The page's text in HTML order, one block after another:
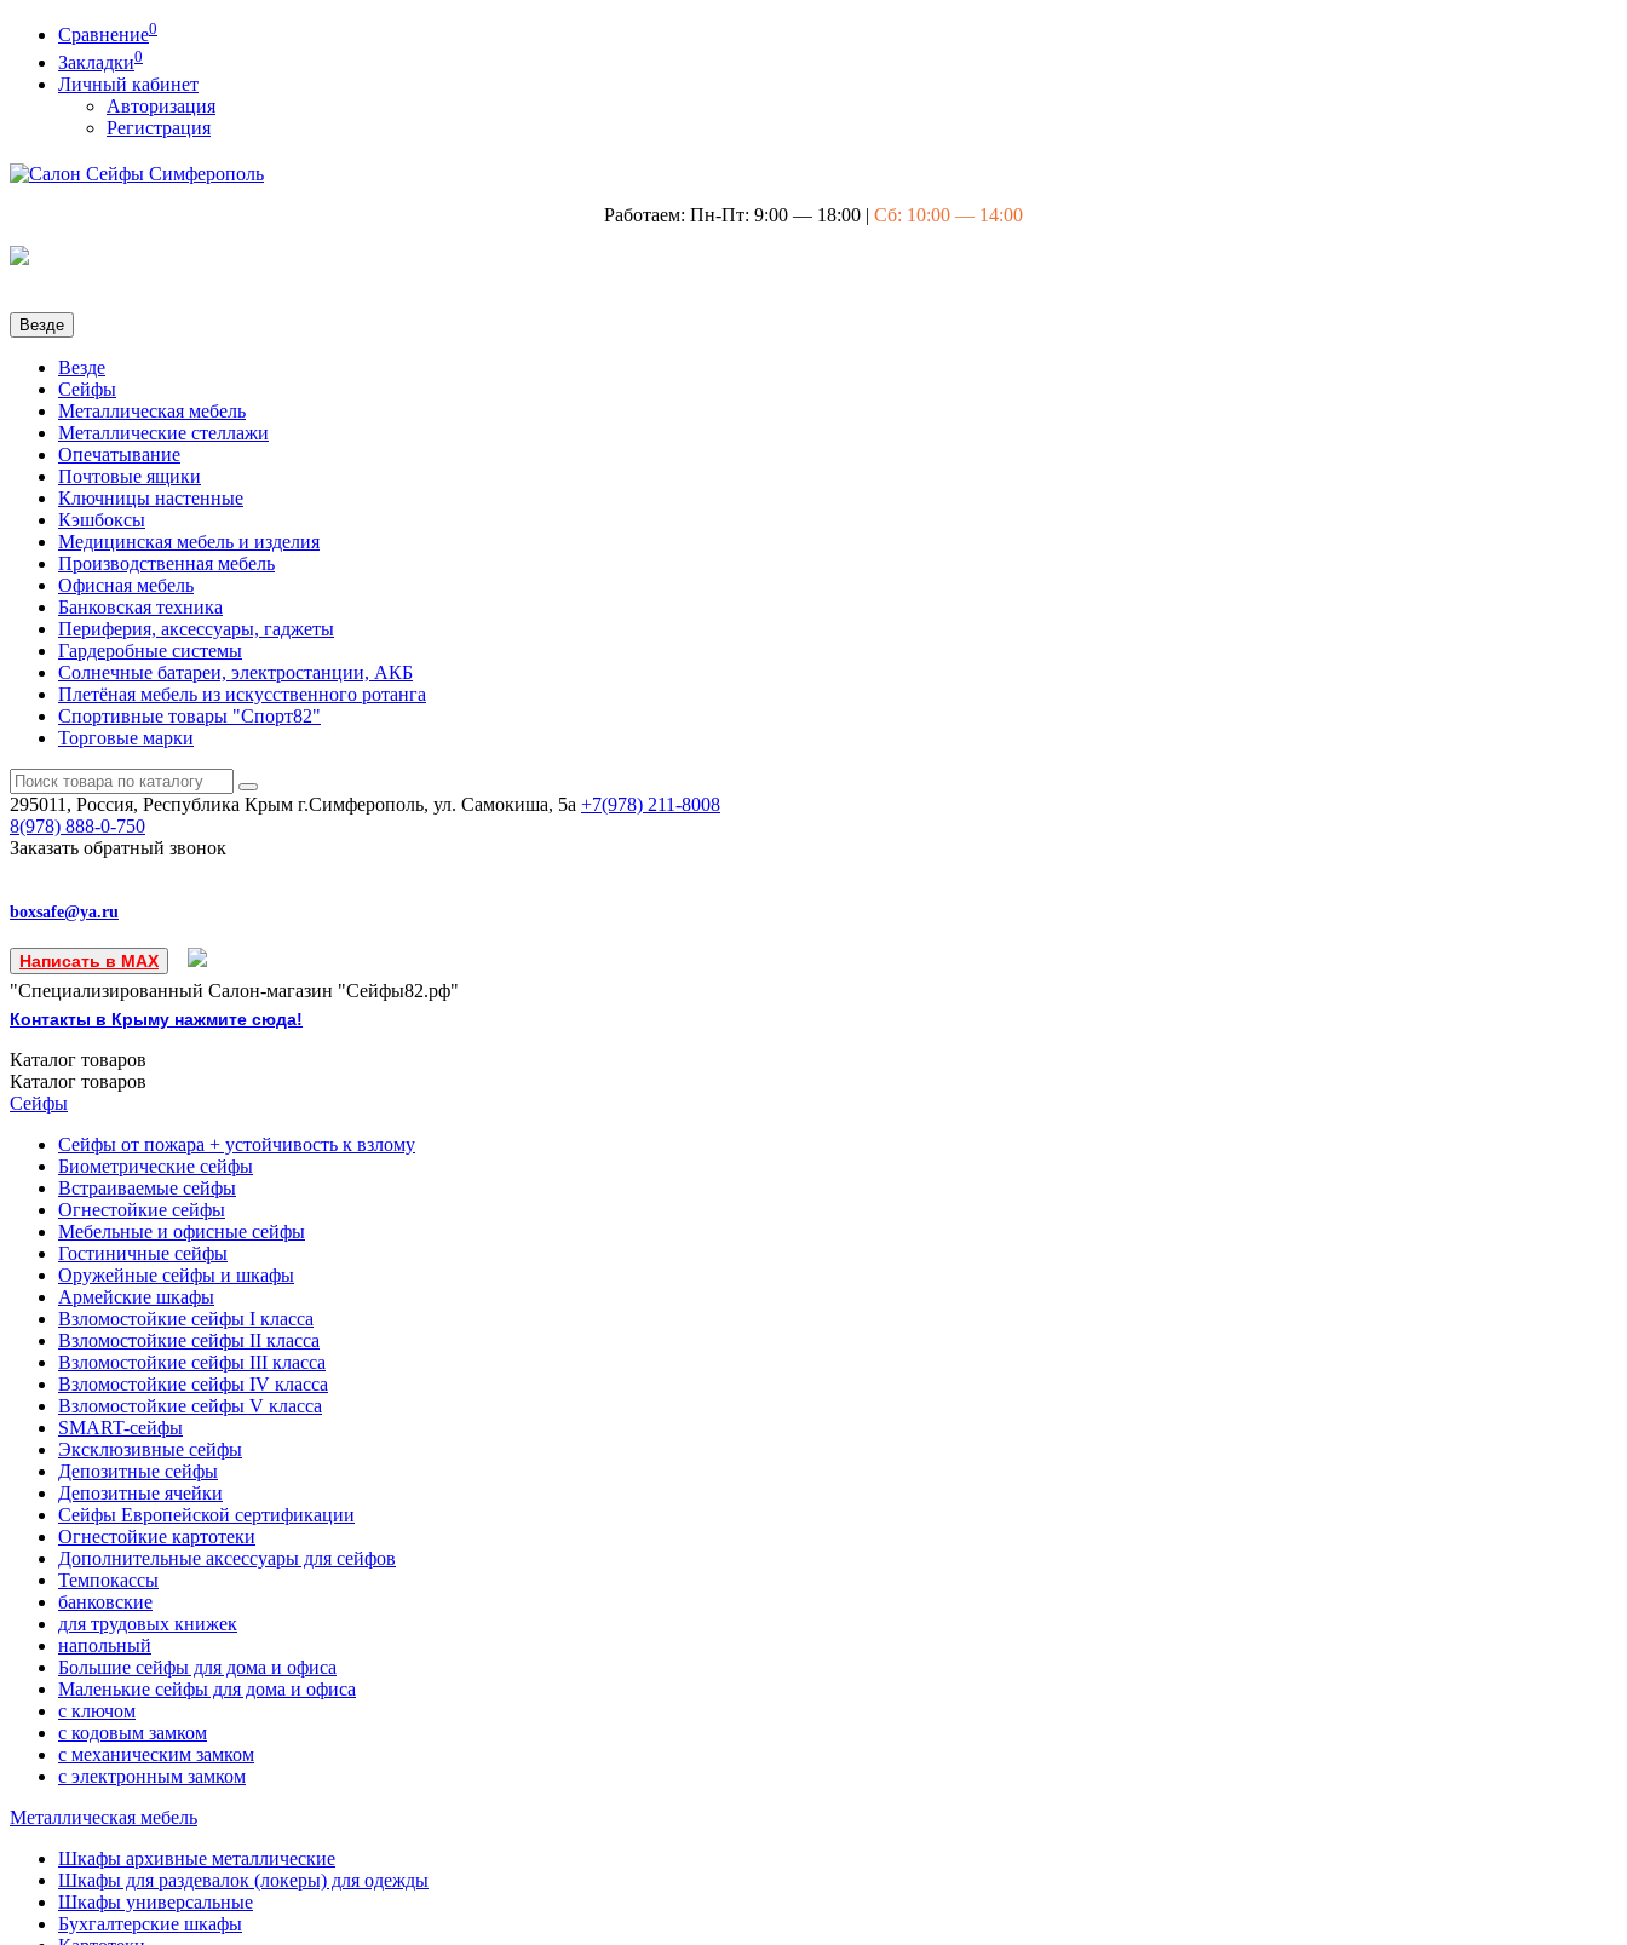
Сравнение0
Закладки0
Личный кабинет
Авторизация
Регистрация
Работаем: Пн-Пт: 9:00 — 18:00 | Сб: 10:00 — 14:00
Везде
Везде
Сейфы
Металлическая мебель
Металлические стеллажи
Опечатывание
Почтовые ящики
Ключницы настенные
Кэшбоксы
Медицинская мебель и изделия
Производственная мебель
Офисная мебель
Банковская техника
Периферия, аксессуары, гаджеты
Гардеробные системы
Солнечные батареи, электростанции, АКБ
Плетёная мебель из искусственного ротанга
Спортивные товары "Спорт82"
Торговые марки
295011, Россия, Республика Крым г.Симферополь, ул. Самокиша, 5а +7(978) 211-8008
8(978) 888-0-750
Заказать обратный звонок
boxsafe@ya.ru
Написать в MAX
"Специализированный Салон-магазин "Сейфы82.рф"
Контакты в Крыму нажмите сюда!
Каталог товаров
Каталог товаров
Сейфы
Сейфы от пожара + устойчивость к взлому
Биометрические сейфы
Встраиваемые сейфы
Огнестойкие сейфы
Мебельные и офисные сейфы
Гостиничные сейфы
Оружейные сейфы и шкафы
Армейские шкафы
Взломостойкие сейфы I класса
Взломостойкие сейфы II класса
Взломостойкие сейфы III класса
Взломостойкие сейфы IV класса
Взломостойкие сейфы V класса
SMART-сейфы
Эксклюзивные сейфы
Депозитные сейфы
Депозитные ячейки
Сейфы Европейской сертификации
Огнестойкие картотеки
Дополнительные аксессуары для сейфов
Темпокассы
банковские
для трудовых книжек
напольный
Большие сейфы для дома и офиса
Маленькие сейфы для дома и офиса
с ключом
с кодовым замком
с механическим замком
с электронным замком
Металлическая мебель
Шкафы архивные металлические
Шкафы для раздевалок (локеры) для одежды
Шкафы универсальные
Бухгалтерские шкафы